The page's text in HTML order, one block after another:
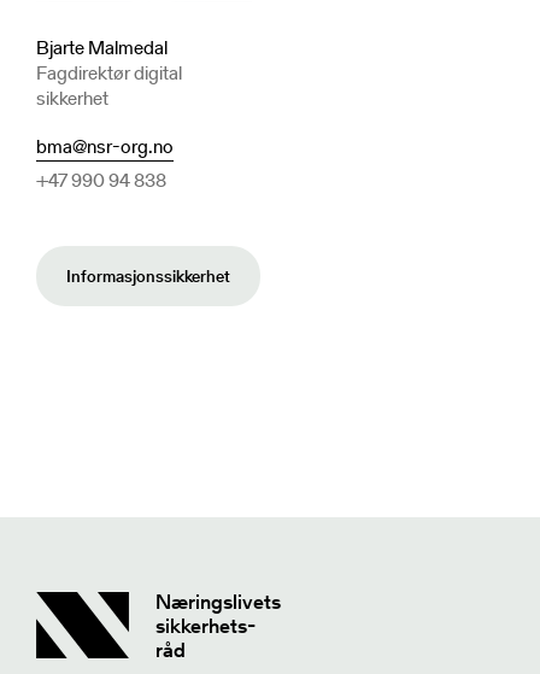
Bjarte Malmedal
Fagdirektør digital
sikkerhet
bma@nsr-org.no
+47 990 94 838
Informasjonssikkerhet
Næringslivets
sikkerhets-
råd